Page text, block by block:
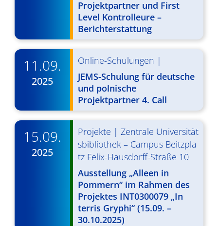
v
g
t
o
n
Projektpartner und First
Level Kontrolleure –
Berichterstattung
11.09.
2025
Online-Schulungen |
JEMS-Schulung für deutsche
und polnische
Projektpartner 4. Call
15.09.
2025
Projekte | Zentrale Universität
sbibliothek – Campus Beitzpla
tz Felix-Hausdorff-Straße 10
Ausstellung „Alleen in
Pommern“ im Rahmen des
Projektes INT0300079 „In
terris Gryphi“ (15.09. –
30.10.2025)